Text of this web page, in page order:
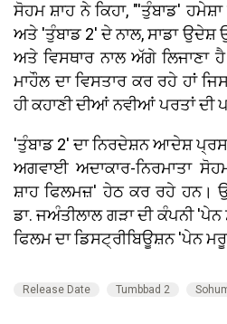
ਸੋਹਮ ਸ਼ਾਹ ਨੇ ਕਿਹਾ, "'ਤੁੰਬਾਡ'
ਅਤੇ 'ਤੁੰਬਾਡ 2' ਦੇ ਨਾਲ, ਸਾਡਾ
ਅਤੇ ਵਿਸਥਾਰ ਨਾਲ ਅੱਗੇ ਲਿਜਾਣਾ
ਮਾਹੌਲ ਦਾ ਵਿਸਤਾਰ ਕਰ ਰਹੇ ਹਾਂ
ਹੀ ਕਹਾਣੀ ਦੀਆਂ ਨਵੀਆਂ ਪਰਤਾਂ ਦੀ
'ਤੁੰਬਾਡ 2' ਦਾ ਨਿਰਦੇਸ਼ਨ ਆਦੇਸ਼
ਅਗਵਾਈ ਅਦਾਕਾਰ-ਨਿਰਮਾਤਾ
ਸ਼ਾਹ ਫਿਲਮਜ਼' ਹੇਠ ਕਰ ਰਹੇ ਹਨ।
ਡਾ. ਜਅੰਤੀਲਾਲ ਗੜਾ ਦੀ ਕੰਪਨੀ
ਫਿਲਮ ਦਾ ਡਿਸਟ੍ਰੀਬਿਊਸ਼ਨ 'ਪੇਨ
Release Date Tumbbad 2